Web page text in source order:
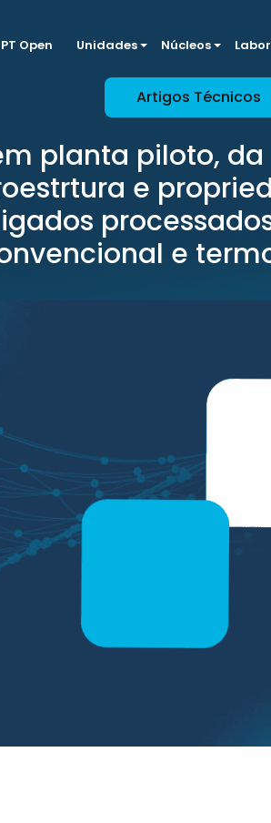
Open Unidades Núcleos
Artigos Técnicos
planta piloto,
e
e